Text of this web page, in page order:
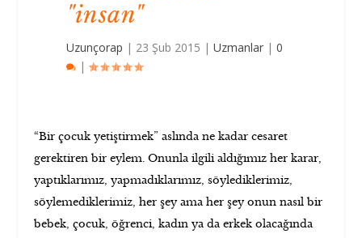
"insan"
Uzunçorap | 23 Şub 2015 |Uzmanlar |0
|
“Bir çocuk yetiştirmek” aslında ne kadar cesaret
gerektiren bir eylem. Onunla ilgili aldığımız her karar,
yaptıklarımız, yapmadıklarımız, söylediklerimiz,
söylemediklerimiz, her şey ama her şey onun nasıl bir
bebek, çocuk, öğrenci, kadın ya da erkek olacağında